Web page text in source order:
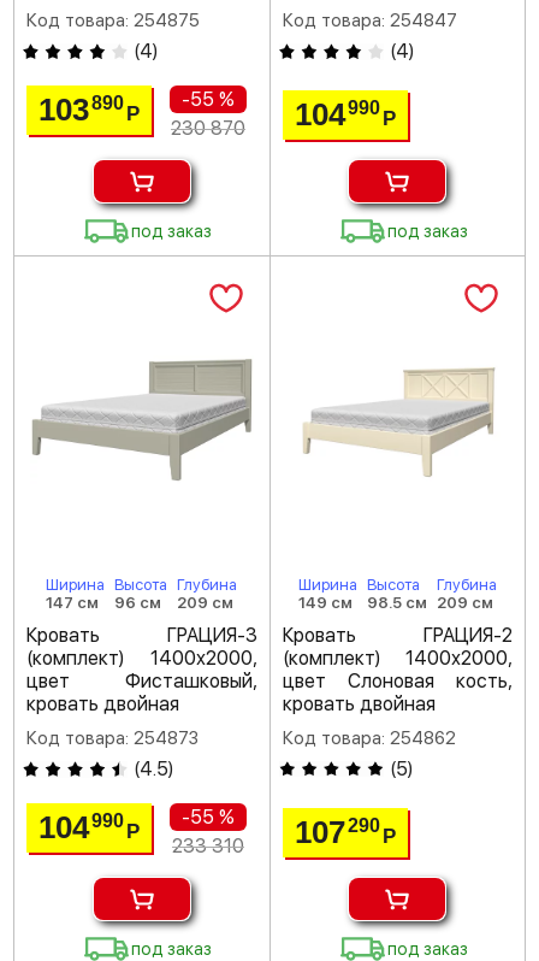
Код товара: 254875
(4)
103890Р
-55 %
230 870
под заказ
Код товара: 254847
(4)
104990 Р
под заказ
Ширина
147 см
Высота
96 см
Глубина
209 см
Кровать ГРАЦИЯ-3
(комплект) 1400х2000,
цвет Фисташковый,
кровать двойная
Код товара: 254873
(4.5)
104990Р
-55 %
233 310
под заказ
Ширина
149 см
Высота
98.5 см
Глубина
209 см
Кровать ГРАЦИЯ-2
(комплект) 1400х2000,
цвет Слоновая кость,
кровать двойная
Код товара: 254862
(5)
107290 Р
под заказ